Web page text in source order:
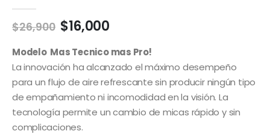
$26,900 El
original
era:
$26,900.
$16,000El
actual
es:
$16,000.
Modelo Mas Tecnico mas Pro!
La innovación ha alcanzado el máximo desempeño
para un flujo de aire refrescante sin producir ningún tipo
de empañamiento ni incomodidad en la visión. La
tecnología permite un cambio de micas rápido y sin
complicaciones.